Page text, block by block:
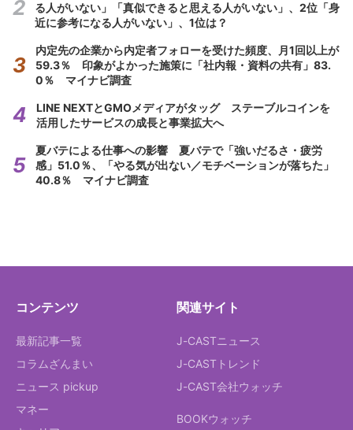
る人がいない」「真似できると思える人がいない」、2位「身
近に参考になる人がいない」、1位は？
内定先の企業から内定者フォローを受けた頻度、月1回以上が
59.3％ 印象がよかった施策に「社内報・資料の共有」83.
0％ マイナビ調査
LINE NEXTとGMOメディアがタッグ ステーブルコインを
活用したサービスの成長と事業拡大へ
夏バテによる仕事への影響 夏バテで「強いだるさ・疲労
感」51.0％、「やる気が出ない／モチベーションが落ちた」
40.8％ マイナビ調査
コンテンツ
最新記事一覧
コラムざんまい
ニュース pickup
マネー
関連サイト
J-CASTニュース
J-CASTトレンド
J-CAST会社ウォッチ
BOOKウォッチ